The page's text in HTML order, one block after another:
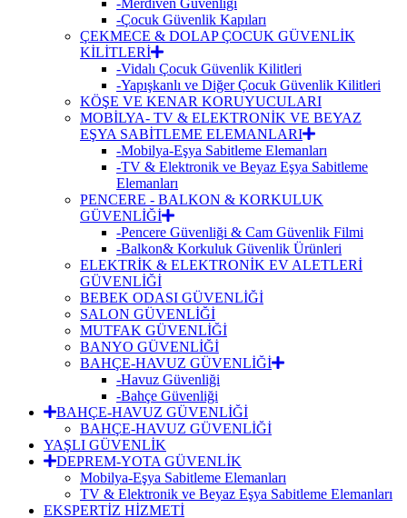
-Çocuk Güvenlik Kapıları
ÇEKMECE & DOLAP ÇOCUK GÜVENLİK
KİLİTLERİ
-Vidalı Çocuk Güvenlik Kilitleri
-Yapışkanlı ve Diğer Çocuk Güvenlik Kilitleri
KÖŞE VE KENAR KORUYUCULARI
MOBİLYA- TV & ELEKTRONİK VE BEYAZ
EŞYA SABİTLEME ELEMANLARI
-Mobilya-Eşya Sabitleme Elemanları
-TV & Elektronik ve Beyaz Eşya Sabitleme
Elemanları
PENCERE - BALKON & KORKULUK
GÜVENLİĞİ
-Pencere Güvenliği & Cam Güvenlik Filmi
-Balkon& Korkuluk Güvenlik Ürünleri
ELEKTRİK & ELEKTRONİK EV ALETLERİ
GÜVENLİĞİ
BEBEK ODASI GÜVENLİĞİ
SALON GÜVENLİĞİ
MUTFAK GÜVENLİĞİ
BANYO GÜVENLİĞİ
BAHÇE-HAVUZ GÜVENLİĞİ
-Havuz Güvenliği
-Bahçe Güvenliği
BAHÇE-HAVUZ GÜVENLİĞİ
BAHÇE-HAVUZ GÜVENLİĞİ
YAŞLI GÜVENLİK
DEPREM-YOTA GÜVENLİK
Mobilya-Eşya Sabitleme Elemanları
TV & Elektronik ve Beyaz Eşya Sabitleme Elemanları
EKSPERTİZ HİZMETİ